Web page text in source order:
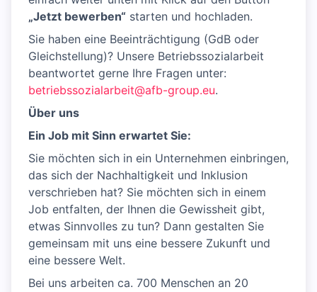
„Jetzt bewerben“ starten und hochladen.
Sie haben eine Beeinträchtigung (GdB oder
Gleichstellung)? Unsere Betriebssozialarbeit
beantwortet gerne Ihre Fragen unter:
betriebssozialarbeit@afb-group.eu.
Über uns
Ein Job mit Sinn erwartet Sie:
Sie möchten sich in ein Unternehmen einbringen,
das sich der Nachhaltigkeit und Inklusion
verschrieben hat? Sie möchten sich in einem
Job entfalten, der Ihnen die Gewissheit gibt,
etwas Sinnvolles zu tun? Dann gestalten Sie
gemeinsam mit uns eine bessere Zukunft und
eine bessere Welt.
Bei uns arbeiten ca. 700 Menschen an 20